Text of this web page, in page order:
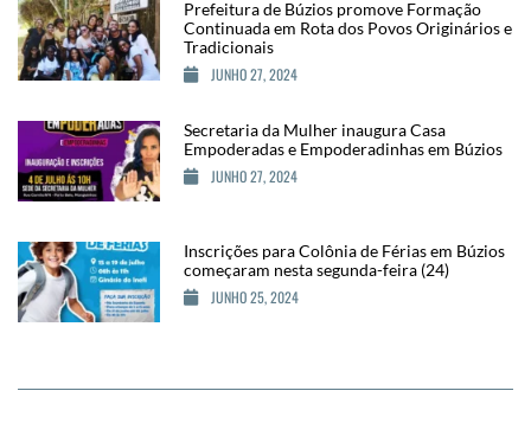
Prefeitura de Búzios promove Formação
Continuada em Rota dos Povos Originários e
Tradicionais
JUNHO 27, 2024
Secretaria da Mulher inaugura Casa
Empoderadas e Empoderadinhas em Búzios
JUNHO 27, 2024
Inscrições para Colônia de Férias em Búzios
começaram nesta segunda-feira (24)
JUNHO 25, 2024